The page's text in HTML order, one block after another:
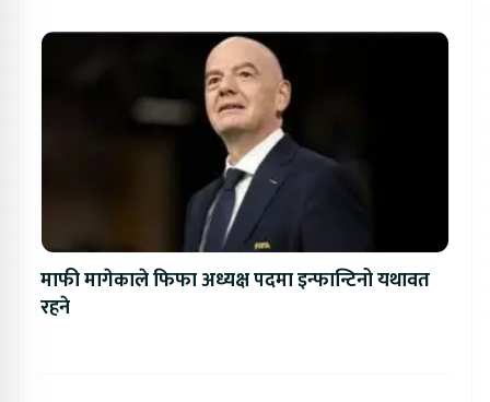
माफी मागेकाले फिफा अध्यक्ष पदमा इन्फान्टिनो यथावत
रहने